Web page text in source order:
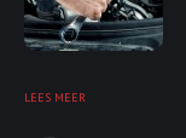
LEES MEER